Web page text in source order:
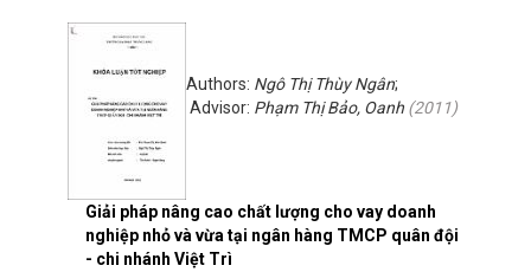
Giải pháp nâng cao chất lượng cho vay doanh
nghiệp nhỏ và vừa tại ngân hàng TMCP quân đội
- chi nhánh Việt Trì
Authors: Ngô Thị Thùy Ngân;
Advisor: Phạm Thị Bảo, Oanh (2011)